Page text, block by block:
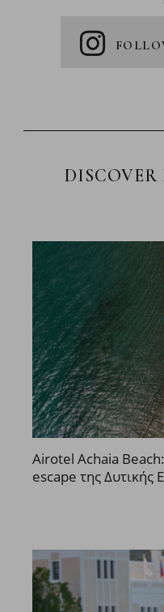
DISCOVER
Airotel Achaia
escape της Δυτικής